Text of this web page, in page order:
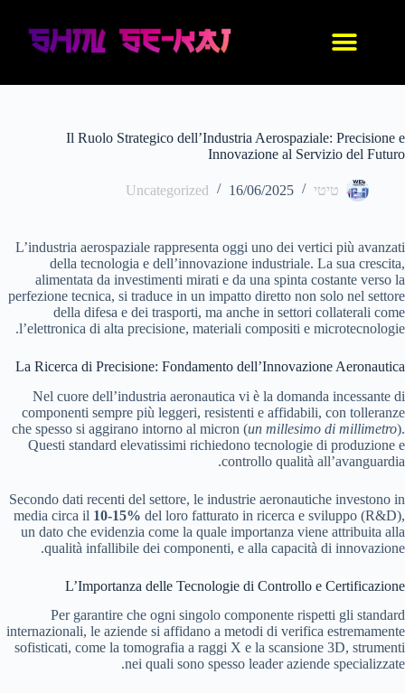
Il Ruolo Strategico dell’Industria Aerospaziale: Precisione e
Innovazione al Servizio del Futuro
טיטי 16/06/2025
Uncategorized
L’industria aerospaziale rappresenta oggi uno dei vertici più avanzati
della tecnologia e dell’innovazione industriale. La sua crescita,
alimentata da investimenti mirati e da una spinta costante verso la
perfezione tecnica, si traduce in un impatto diretto non solo nel settore
della difesa e dei trasporti, ma anche in settori collaterali come
l’elettronica di alta precisione, materiali compositi e microtecnologie.
La Ricerca di Precisione: Fondamento dell’Innovazione Aeronautica
Nel cuore dell’industria aeronautica vi è la domanda incessante di
componenti sempre più leggeri, resistenti e affidabili, con tolleranze
che spesso si aggirano intorno al micron (un millesimo di millimetro).
Questi standard elevatissimi richiedono tecnologie di produzione e
controllo qualità all’avanguardia.
Secondo dati recenti del settore, le industrie aeronautiche investono in
media circa il 10-15% del loro fatturato in ricerca e sviluppo (R&D),
un dato che evidenzia come la quale importanza viene attribuita alla
qualità infallibile dei componenti, e alla capacità di innovazione.
L’Importanza delle Tecnologie di Controllo e Certificazione
Per garantire che ogni singolo componente rispetti gli standard
internazionali, le aziende si affidano a metodi di verifica estremamente
sofisticati, come la tomografia a raggi X e la scansione 3D, strumenti
nei quali sono spesso leader aziende specializzate.